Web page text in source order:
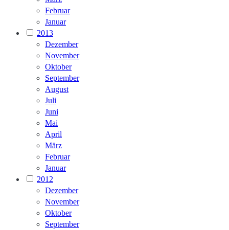
Februar
Januar
2013
Dezember
November
Oktober
September
August
Juli
Juni
Mai
April
März
Februar
Januar
2012
Dezember
November
Oktober
September